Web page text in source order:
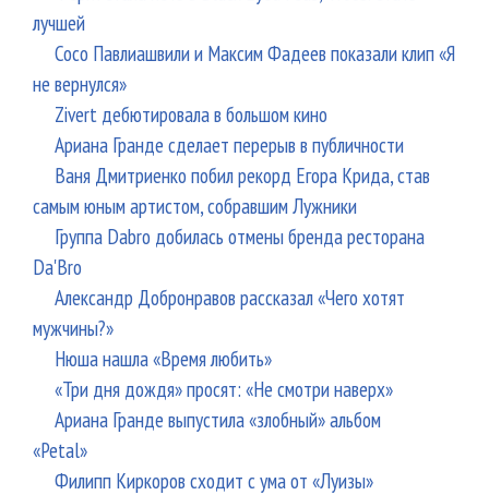
лучшей
Сосо Павлиашвили и Максим Фадеев показали клип «Я
не вернулся»
Zivert дебютировала в большом кино
Ариана Гранде сделает перерыв в публичности
Ваня Дмитриенко побил рекорд Егора Крида, став
самым юным артистом, собравшим Лужники
Группа Dabro добилась отмены бренда ресторана
Da'Bro
Александр Добронравов рассказал «Чего хотят
мужчины?»
Нюша нашла «Время любить»
«Три дня дождя» просят: «Не смотри наверх»
Ариана Гранде выпустила «злобный» альбом
«Petal»
Филипп Киркоров сходит с ума от «Луизы»